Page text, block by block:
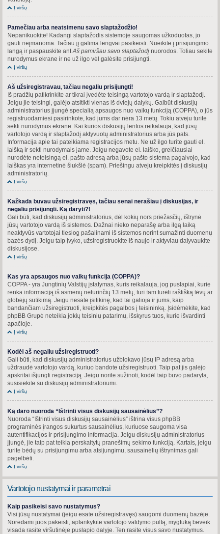
Į viršų
Pamečiau arba neatsimenu savo slaptažodžio!
Nepanikuokite! Kadangi slaptažodis sistemoje saugomas užkoduotas, jo
gauti neįmanoma. Tačiau jį galima lengvai pasikeisti. Nueikite į prisijungimo
langą ir paspauskite ant Aš pamiršau savo slaptažodį nuorodos. Toliau sekite
nurodymus ekrane ir ne už ilgo vėl galėsite prisijungti.
Į viršų
Aš užsiregistravau, tačiau negaliu prisijungti!
Iš pradžių patikrinkite ar tikrai įvedėte teisingą vartotojo vardą ir slaptažodį.
Jeigu jie teisingi, galėjo atsitikti vienas iš dviejų dalykų. Galbūt diskusijų
administratorius įjungė specialią apsaugos nuo vaikų funkciją (COPPA), o jūs
registruodamiesi pasirinkote, kad jums dar nėra 13 metų. Tokiu atveju turite
sekti nurodymus ekrane. Kai kurios diskusijų lentos reikalauja, kad jūsų
vartotojo vardą ir slaptažodį aktyvuotų administratorius arba jūs pats.
Informacija apie tai pateikiama registracijos metu. Ne už ilgo turite gauti el.
laišką ir sekti nurodymais jame. Jeigu negavote el. laiško, greičiausiai
nurodėte neteisingą el. pašto adresą arba jūsų pašto sistema pagalvojo, kad
laiškas yra internetinė šiukšlė (spam). Priešingu atveju kreipkitės į diskusijų
administratorių.
Į viršų
Kažkada buvau užsiregistravęs, tačiau senai nerašiau į diskusijas, ir
negaliu prisijungti. Ką daryti?!
Gali būti, kad diskusijų administratorius, dėl kokių nors priežasčių, ištrynė
jūsų vartotojo vardą iš sistemos. Dažnai nieko neparašę arba ilgą laiką
neaktyvūs vartotojai tiesiog pašalinami iš sistemos norint sumažinti duomenų
bazės dydį. Jeigu taip įvyko, užsiregistruokite iš naujo ir aktyviau dalyvaukite
diskusijose.
Į viršų
Kas yra apsaugos nuo vaikų funkcija (COPPA)?
COPPA - yra Jungtinių Valstijų įstatymas, kuris reikalauja, jog puslapiai, kurie
renka informaciją iš asmenų neturinčių 13 metų, turi tam turėti raštišką tėvų ar
globėjų sutikimą. Jeigu nesate įsitikinę, kad tai galioja ir jums, kaip
bandančiam užsiregistruoti, kreipkitės pagalbos į teisininką. Įsidėmėkite, kad
phpBB Grupė neteikia jokių teisinių patarimų, išskyrus tuos, kurie išvardinti
apačioje.
Į viršų
Kodėl aš negaliu užsiregistruoti?
Gali būti, kad diskusijų administratorius užblokavo jūsų IP adresą arba
uždraudė vartotojo vardą, kuriuo bandote užsiregistruoti. Taip pat jis galėjo
apskritai išjungti registraciją. Jeigu norite sužinoti, kodėl taip buvo padaryta,
susisiekite su diskusijų administratoriumi.
Į viršų
Ką daro nuoroda “Ištrinti visus diskusijų sausainėlius”?
Nuoroda “Ištrinti visus diskusijų sausainėlius” ištrina visus phpBB
programinės įrangos sukurtus sausainėlius, kuriuose saugoma visa
autentifikacijos ir prisijungimo informacija. Jeigu diskusijų administratorius
įjungė, jie taip pat teikia perskaitytų pranešimų sekimo funkciją. Kartais, jeigu
turite bėdų su prisijungimu arba atsijungimu, sausainėlių ištrynimas gali
pagelbėti.
Į viršų
Vartotojo nustatymai ir parametrai
Kaip pasikeisi savo nustatymus?
Visi jūsų nustatymai (jeigu esate užsiregistravęs) saugomi duomenų bazėje.
Norėdami juos pakeisti, aplankykite vartotojo valdymo pultą; mygtuką beveik
visada rasite viršutinėje puslapio dalyje. Ten rasite visus savo nustatymus.